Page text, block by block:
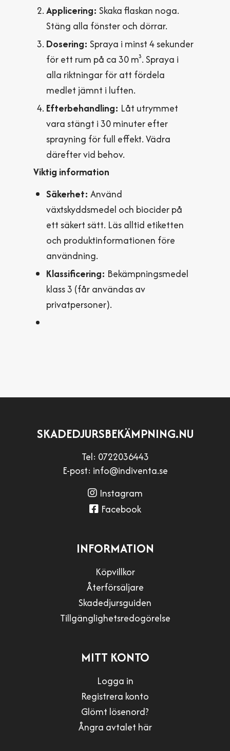
Applicering: Skaka flaskan noga.
Stäng alla fönster och dörrar.
Dosering: Spraya i minst 4 sekunder
för ett rum på ca 30 m³. Spraya i
alla riktningar för att fördela
medlet jämnt i luften.
Efterbehandling: Låt utrymmet
vara stängt i 30 minuter efter
sprayning för full effekt. Vädra
därefter vid behov.
Viktig information
Säkerhet: Använd
växtskyddsmedel och biocider på
ett säkert sätt. Läs alltid etiketten
och produktinformationen före
användning.
Klassificering: Bekämpningsmedel
klass 3 (får användas av
privatpersoner).
SKADEDJURSBEKÄMPNING.NU
Tel: 0722036443
E-post: info@indiventa.se
Instagram
Facebook
INFORMATION
Köpvillkor
Återförsäljare
Skadedjursguiden
Tillgänglighetsredogörelse
MITT KONTO
Logga in
Registrera konto
Glömt lösenord?
Ångra avtalet här